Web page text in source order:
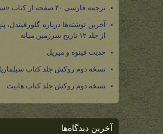
ترجمه فارسی ۴۰ صفحه از کتاب «سقوط نومه‌نور»
آخرین نوشته‌ها درباره گلورفیندل،
از جلد ۱۲ تاریخ سرزمین میانه
حدیث فینوه و میریل
نسخه دوم روکش جلد کتاب
نسخه دوم روکش جلد کتاب هابیت
آخرین دیدگاه‌ها